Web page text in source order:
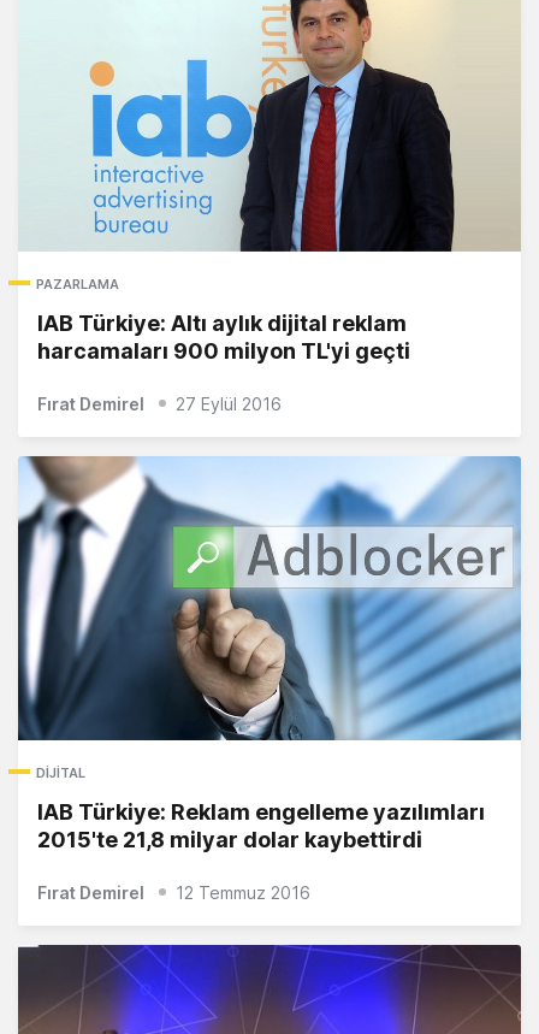
PAZARLAMA
IAB Türkiye: Altı aylık dijital reklam
harcamaları 900 milyon TL'yi geçti
Fırat Demirel 27 Eylül 2016
DIJITAL
IAB Türkiye: Reklam engelleme yazılımları
2015'te 21,8 milyar dolar kaybettirdi
Fırat Demirel 12 Temmuz 2016